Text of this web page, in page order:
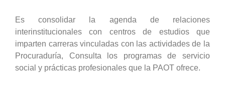
Es consolidar la agenda de relaciones
interinstitucionales con centros de estudios que
imparten carreras vinculadas con las actividades de la
Procuraduría, Consulta los programas de servicio
social y prácticas profesionales que la PAOT ofrece.